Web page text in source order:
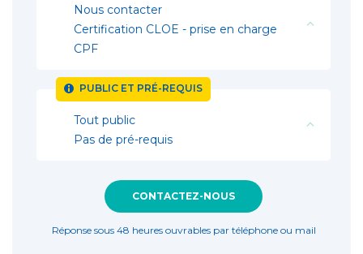
Nous contacter
Certification CLOE - prise en charge
CPF
PUBLIC ET PRÉ-REQUIS
Tout public
Pas de pré-requis
CONTACTEZ-NOUS
Réponse sous 48 heures ouvrables par téléphone ou mail